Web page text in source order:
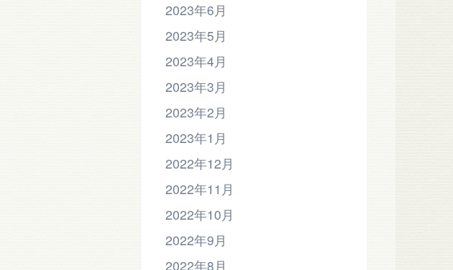
2023年6月
2023年5月
2023年4月
2023年3月
2023年2月
2023年1月
2022年12月
2022年11月
2022年10月
2022年9月
2022年8月